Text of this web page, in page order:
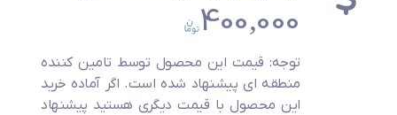
400,000
توجه: قیمت این محصول توسط تامین کننده
منطقه ای پیشنهاد شده است. اگر آماده خرید
این محصول با قیمت دیگری هستید پیشنهاد